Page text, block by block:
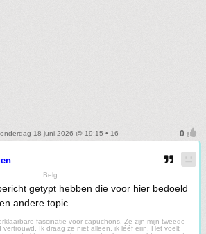
18 juni 2026 @ 19:15 • 16
Belg
getypt hebben die voor hier bedoeld
andere topic
fascinatie voor capuchons. Ze zijn mijn tweede
Ik draag ze niet alleen, ik lééf erin. Het voelt